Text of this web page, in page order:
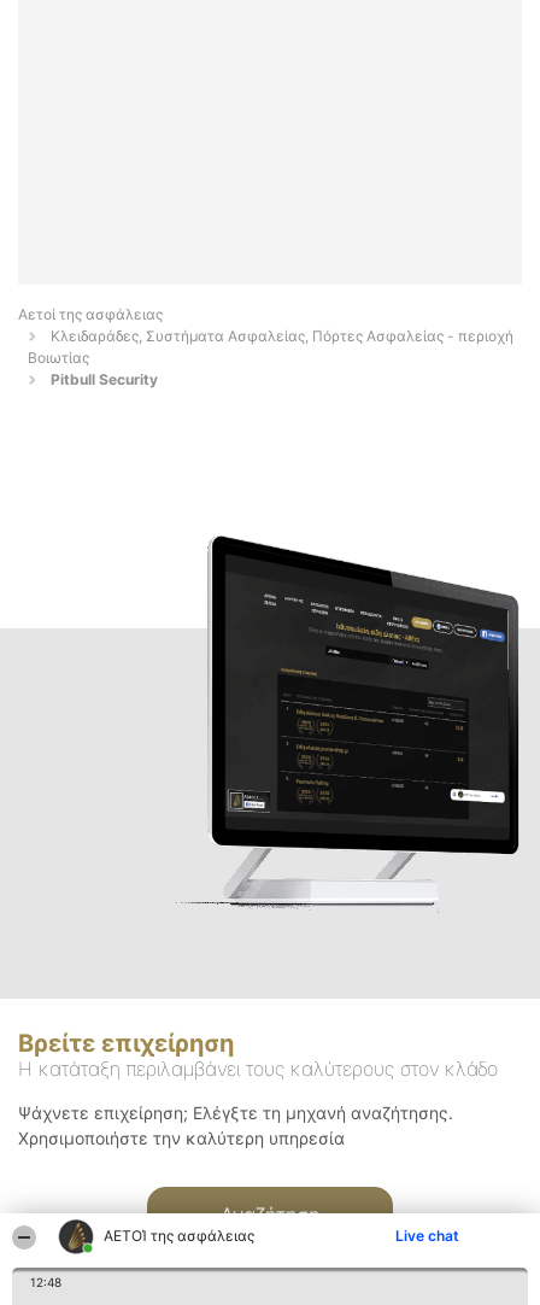
ΑΕΤΟΊ της ασφάλειας Live chat
12:48
Αετοί της ασφάλειας
Κλειδαράδες, Συστήματα Ασφαλείας, Πόρτες Ασφαλείας - περιοχή
Βοιωτίας
Pitbull Security
Βρείτε επιχείρηση
Η κατάταξη περιλαμβάνει τους καλύτερους στον κλάδο
Ψάχνετε επιχείρηση; Ελέγξτε τη μηχανή αναζήτησης.
Χρησιμοποιήστε την καλύτερη υπηρεσία
Αναζήτηση